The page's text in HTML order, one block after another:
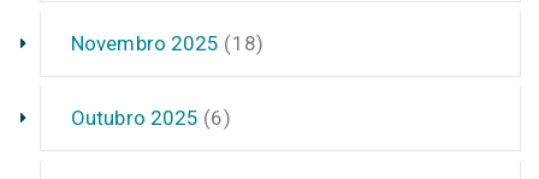
Novembro 2025 (18)
Outubro 2025 (6)